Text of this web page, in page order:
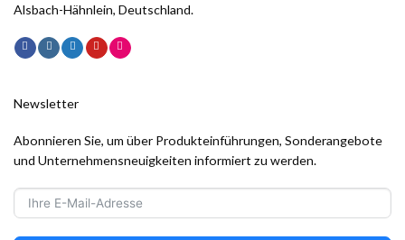
Alsbach-Hähnlein, Deutschland.
Newsletter
Abonnieren Sie, um über Produkteinführungen, Sonderangebote
und Unternehmensneuigkeiten informiert zu werden.